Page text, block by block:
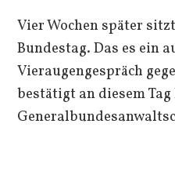
Vier Wochen später
Bundestag. Das es ein
Vieraugengespräch
bestätigt an diesem